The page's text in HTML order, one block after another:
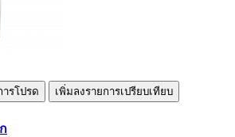
ารโปรด เพิ่มลงรายการเปรียบเทียบ